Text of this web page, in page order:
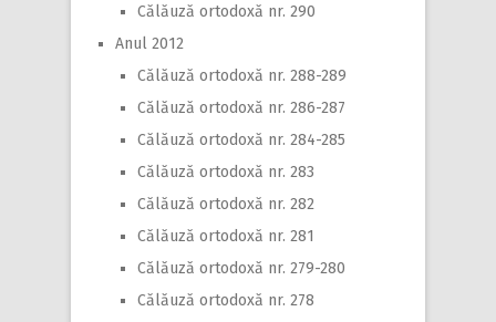
Călăuză ortodoxă nr. 290
Anul 2012
Călăuză ortodoxă nr. 288-289
Călăuză ortodoxă nr. 286-287
Călăuză ortodoxă nr. 284-285
Călăuză ortodoxă nr. 283
Călăuză ortodoxă nr. 282
Călăuză ortodoxă nr. 281
Călăuză ortodoxă nr. 279-280
Călăuză ortodoxă nr. 278